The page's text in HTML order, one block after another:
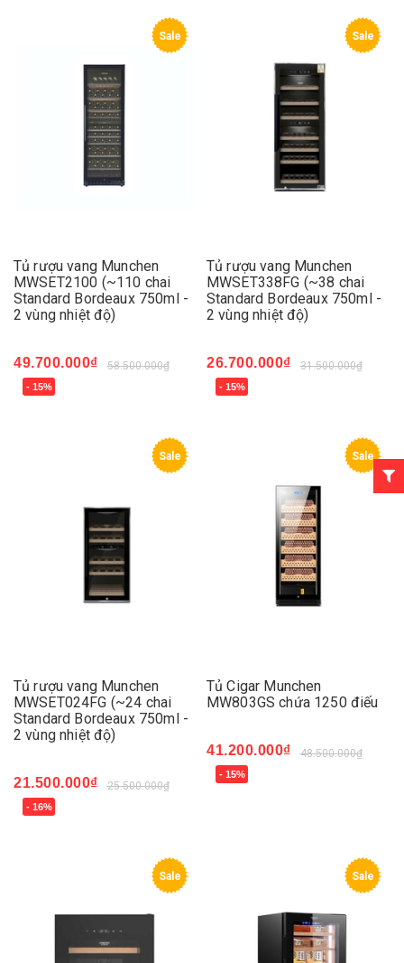
Sale
Tủ rượu vang Munchen
MWSET2100 (~110 chai
Standard Bordeaux 750ml -
2 vùng nhiệt độ)
49.700.000₫ 58.500.000₫
- 15%
Sale
Tủ rượu vang Munchen
MWSET338FG (~38 chai
Standard Bordeaux 750ml -
2 vùng nhiệt độ)
26.700.000₫ 31.500.000₫
- 15%
Sale
Tủ rượu vang Munchen
MWSET024FG (~24 chai
Standard Bordeaux 750ml -
2 vùng nhiệt độ)
21.500.000₫ 25.500.000₫
- 16%
Sale
Tủ Cigar Munchen
MW803GS chứa 1250 điếu
41.200.000₫ 48.500.000₫
- 15%
Sale Sale